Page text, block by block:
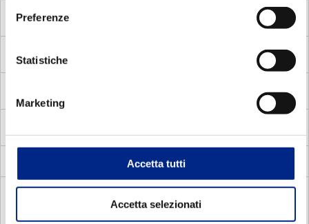
Preferenze
Statistiche
Marketing
Accetta tutti
Accetta selezionati
MMA Motori Elettrici Autofrenanti Asincroni Monofase
MV Motori Elettrici Vettoriali
Motori Elettrici Vettoriali compatti quadrati
Servoventilatori per motori elettrici
DOCUMENTAZIONE